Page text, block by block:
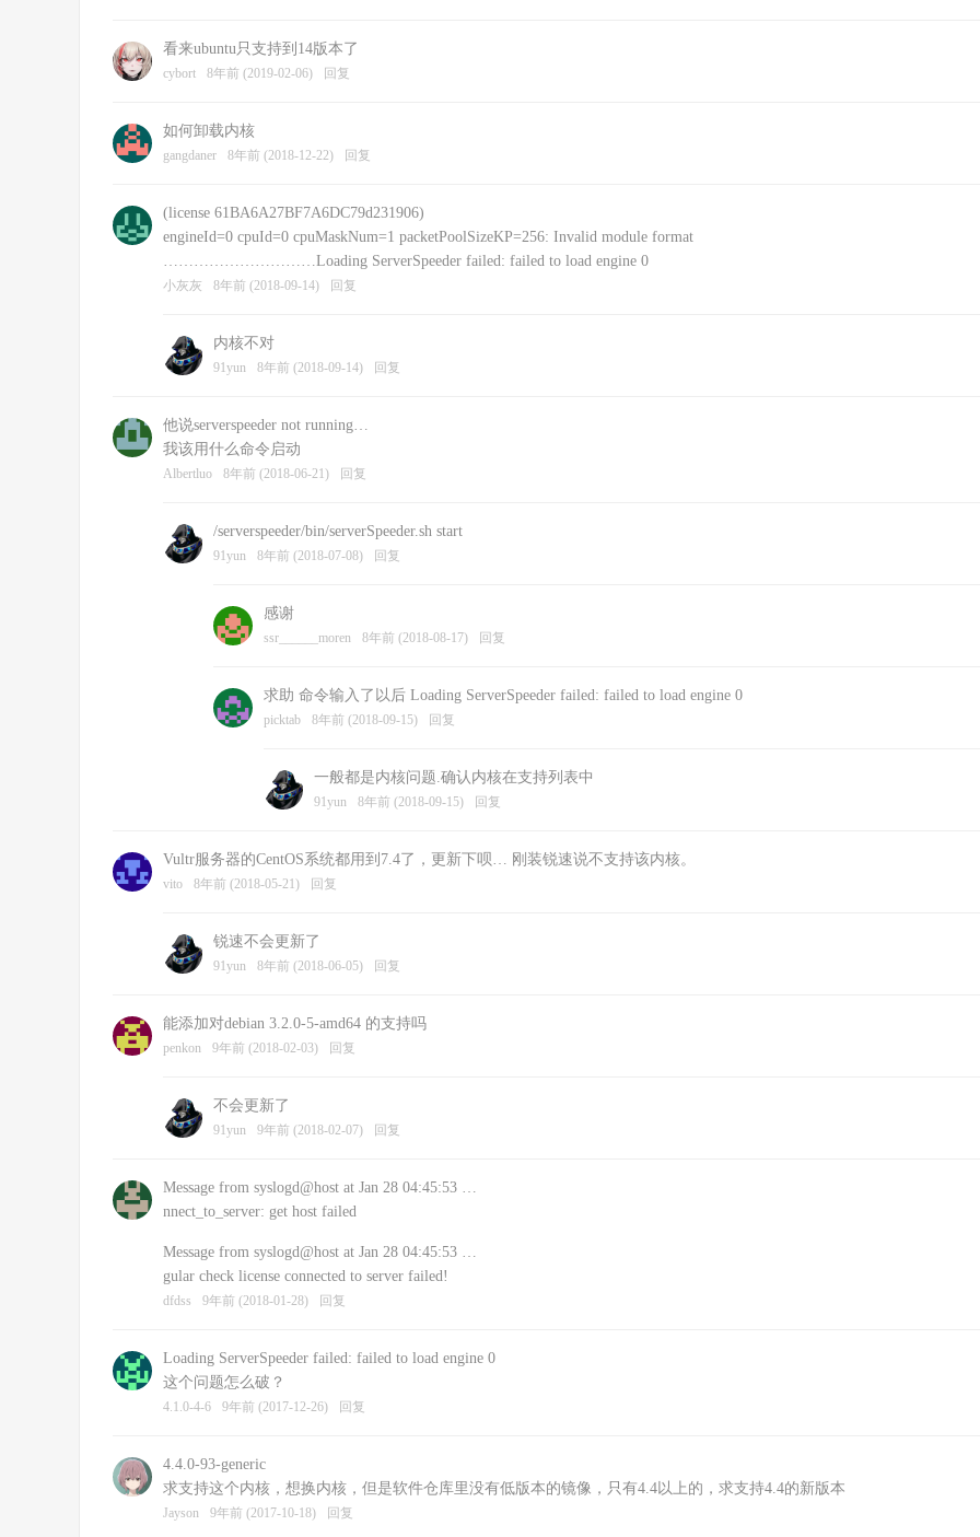
看来ubuntu只支持到14版本了
cybort 8年前 (2019-02-06) 回复
如何卸载内核
gangdaner 8年前 (2018-12-22) 回复
(license 61BA6A27BF7A6DC79d231906)
engineId=0 cpuId=0 cpuMaskNum=1 packetPoolSizeKP=256: Invalid module format
…………………………Loading ServerSpeeder failed: failed to load engine 0
小灰灰 8年前 (2018-09-14) 回复
内核不对
91yun 8年前 (2018-09-14) 回复
他说serverspeeder not running…
我该用什么命令启动
Albertluo 8年前 (2018-06-21) 回复
/serverspeeder/bin/serverSpeeder.sh start
91yun 8年前 (2018-07-08) 回复
感谢
ssr______moren 8年前 (2018-08-17) 回复
求助 命令输入了以后 Loading ServerSpeeder failed: failed to load engine 0
picktab 8年前 (2018-09-15) 回复
一般都是内核问题.确认内核在支持列表中
91yun 8年前 (2018-09-15) 回复
Vultr服务器的CentOS系统都用到7.4了，更新下呗… 刚装锐速说不支持该内核。
vito 8年前 (2018-05-21) 回复
锐速不会更新了
91yun 8年前 (2018-06-05) 回复
能添加对debian 3.2.0-5-amd64 的支持吗
penkon 9年前 (2018-02-03) 回复
不会更新了
91yun 9年前 (2018-02-07) 回复
Message from syslogd@host at Jan 28 04:45:53 …
nnect_to_server: get host failed
Message from syslogd@host at Jan 28 04:45:53 …
gular check license connected to server failed!
dfdss 9年前 (2018-01-28) 回复
Loading ServerSpeeder failed: failed to load engine 0
这个问题怎么破？
4.1.0-4-6 9年前 (2017-12-26) 回复
4.4.0-93-generic
求支持这个内核，想换内核，但是软件仓库里没有低版本的镜像，只有4.4以上的，求支持4.4的新版本
Jayson 9年前 (2017-10-18) 回复